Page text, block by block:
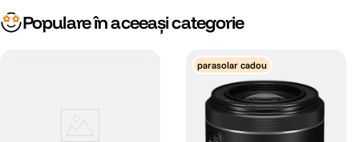
Populare în aceeași categorie
parasolar cadou